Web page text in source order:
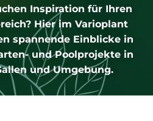
Inspiration für Ihren
Hier im Varioplant
spannende Einblicke in
und Poolprojekte in
und Umgebung.